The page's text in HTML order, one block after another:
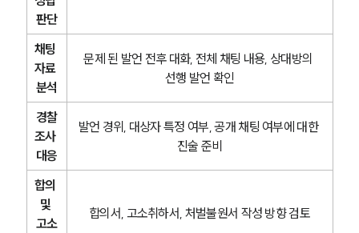
판단
채팅
자료
분석
문제 된 발언 전후 대화, 전체 채팅 내용, 상대방의
선행 발언 확인
경찰
조사
대응
발언 경위, 대상자 특정 여부, 공개 채팅 여부에 대한
진술 준비
합의
및
고소
합의서, 고소취하서, 처벌불원서 작성 방향 검토